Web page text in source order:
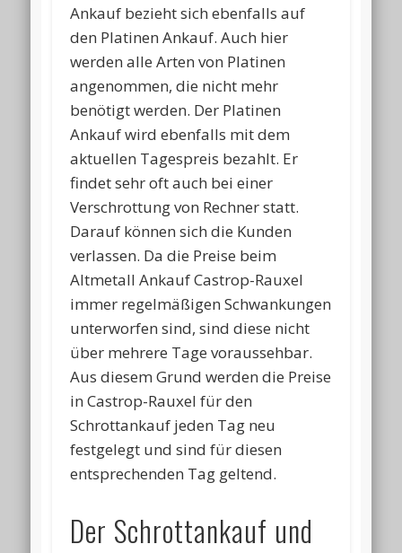
Ankauf bezieht sich ebenfalls auf
den Platinen Ankauf. Auch hier
werden alle Arten von Platinen
angenommen, die nicht mehr
benötigt werden. Der Platinen
Ankauf wird ebenfalls mit dem
aktuellen Tagespreis bezahlt. Er
findet sehr oft auch bei einer
Verschrottung von Rechner statt.
Darauf können sich die Kunden
verlassen. Da die Preise beim
Altmetall Ankauf Castrop-Rauxel
immer regelmäßigen Schwankungen
unterworfen sind, sind diese nicht
über mehrere Tage voraussehbar.
Aus diesem Grund werden die Preise
in Castrop-Rauxel für den
Schrottankauf jeden Tag neu
festgelegt und sind für diesen
entsprechenden Tag geltend.
Der Schrottankauf und